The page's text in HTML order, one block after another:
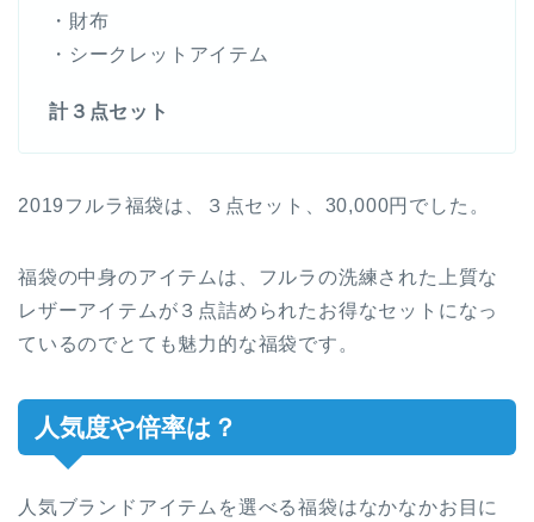
・財布
・シークレットアイテム
計３点セット
2019フルラ福袋は、３点セット、30,000円でした。
福袋の中身のアイテムは、フルラの洗練された上質な
レザーアイテムが３点詰められたお得なセットになっ
ているのでとても魅力的な福袋です。
人気度や倍率は？
人気ブランドアイテムを選べる福袋はなかなかお目に